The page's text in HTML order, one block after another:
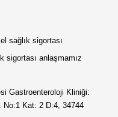
sağlık sigortası
sigortası anlaşmamız
Gastroenteroloji Kliniği:
No:1 Kat: 2 D:4, 34744